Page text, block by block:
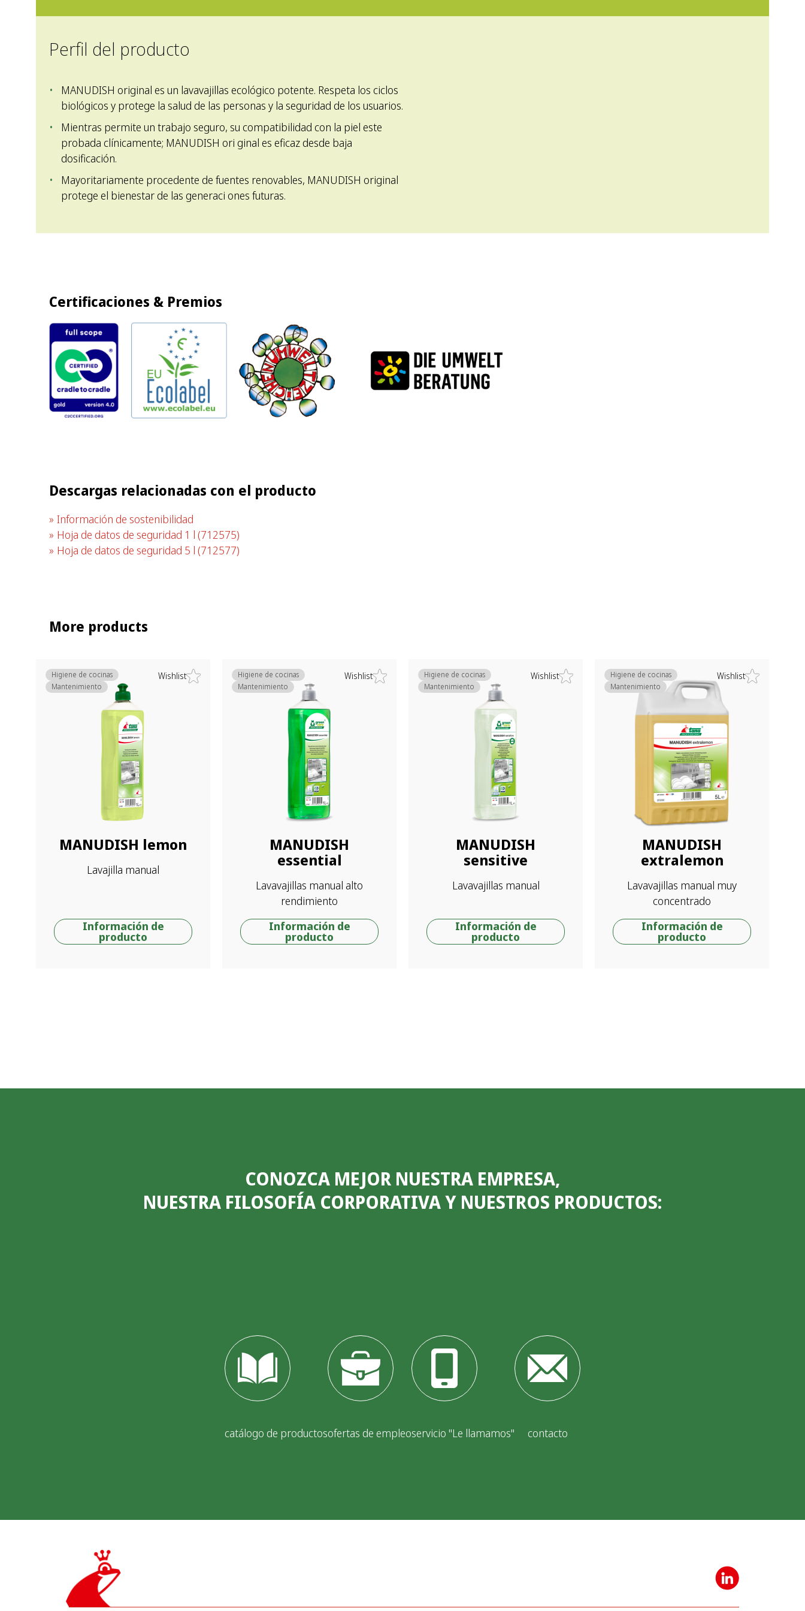
Perfil del producto
MANUDISH original es un lavavajillas ecológico potente. Respeta los ciclos
biológicos y protege la salud de las personas y la seguridad de los usuarios.
Mientras permite un trabajo seguro, su compatibilidad con la piel este
probada clínicamente; MANUDISH ori ginal es eficaz desde baja
dosificación.
Mayoritariamente procedente de fuentes renovables, MANUDISH original
protege el bienestar de las generaci ones futuras.
Certificaciones & Premios
Descargas relacionadas con el producto
Información de sostenibilidad
Hoja de datos de seguridad 1 l (712575)
Hoja de datos de seguridad 5 l (712577)
More products
Wishlist
MANUDISH lemon
Lavajilla manual
Higiene de cocinas
Mantenimiento
Información de
producto
Wishlist
MANUDISH
essential
Lavavajillas manual alto
rendimiento
Higiene de cocinas
Mantenimiento
Información de
producto
Wishlist
MANUDISH
sensitive
Lavavajillas manual
Higiene de cocinas
Mantenimiento
Información de
producto
Wishlist
MANUDISH
extralemon
Lavavajillas manual muy
concentrado
Higiene de cocinas
Mantenimiento
Información de
producto
CONOZCA MEJOR NUESTRA EMPRESA,
NUESTRA FILOSOFÍA CORPORATIVA Y NUESTROS PRODUCTOS:
catálogo de productosofertas de empleoservicio "Le llamamos" contacto